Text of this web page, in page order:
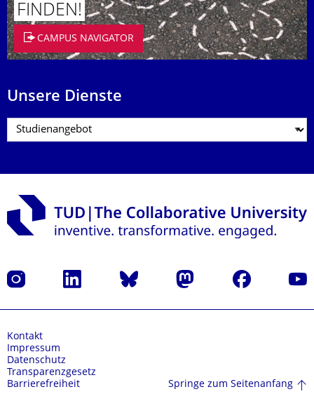
FINDEN!
CAMPUS NAVIGATOR
Unsere Dienste
Instagram LinkedIn Bluesky Mastodon Facebook
Kontakt
Impressum
Datenschutz
Transparenzgesetz
Barrierefreiheit
Springe zum Seitenanfang